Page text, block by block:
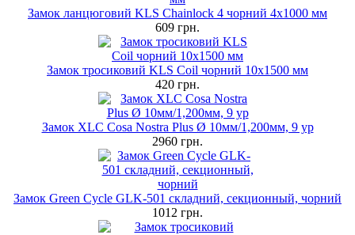
Замок ланцюговий KLS Chainlock 4 чорний 4x1000 мм
609 грн.
Замок тросиковий KLS Coil чорний 10х1500 мм
420 грн.
Замок XLC Cosa Nostra Plus Ø 10мм/1,200мм, 9 ур
2960 грн.
Замок Green Cycle GLK-501 складний, секционный, чорний
1012 грн.